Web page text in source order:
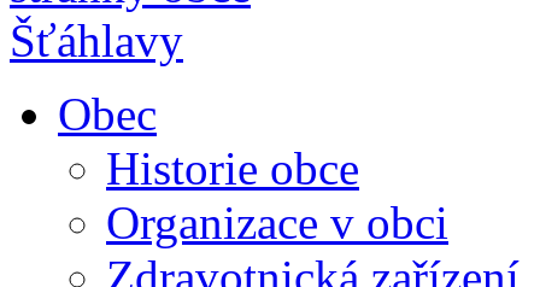
Obec
Historie obce
Organizace v obci
Zdravotnická zařízení